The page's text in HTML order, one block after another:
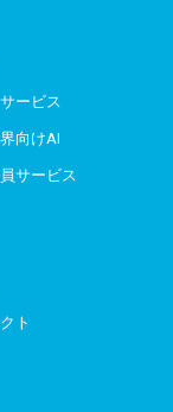
ービス
向けAI
サービス
ト